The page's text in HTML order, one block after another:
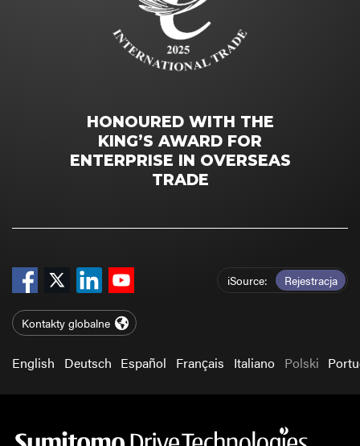
HONOURED WITH THE
KING’S AWARD FOR
ENTERPRISE IN OVERSEAS
TRADE
iSource Rejestracja
Kontakty globalne
English Deutsch Español Français Italiano Polski